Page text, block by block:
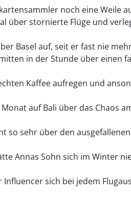
noch eine Weile
über stornierte Flüge und
Basel auf, seit er fast nie
in der Stunde über einen
Kaffee aufregen und
auf Bali über das Chaos
so sehr über den
Annas Sohn sich im Winter
sich bei jedem